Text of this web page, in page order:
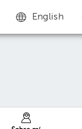
English